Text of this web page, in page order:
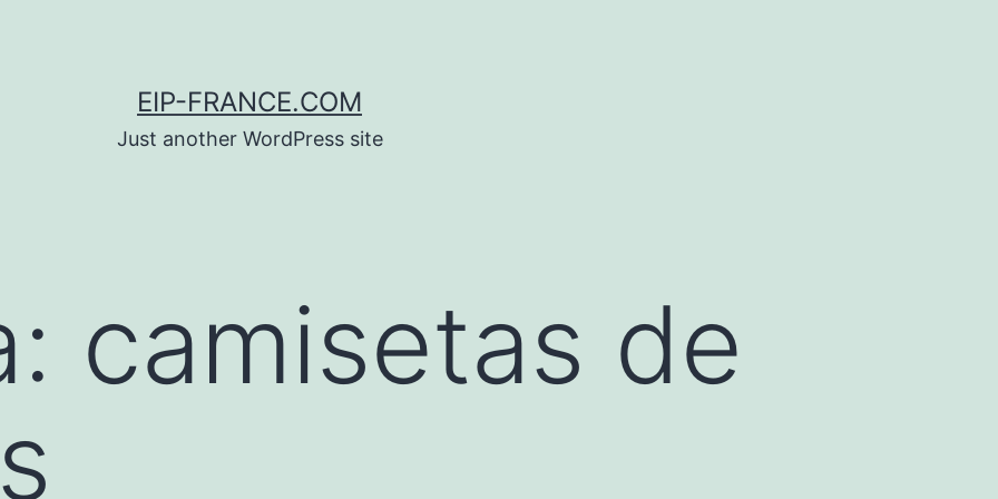
EIP-FRANCE.COM
Just another WordPress site
camisetas de